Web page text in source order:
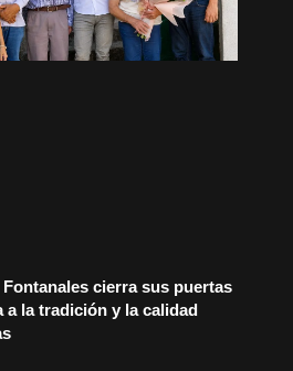
cierra sus puertas
a la tradición y la calidad